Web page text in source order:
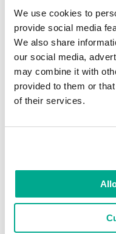
We use cookies to
provide social media
We also share
our social media,
may combine it with
provided to them or
of their services.
Ecco alcuni turisti
quest’incredibile